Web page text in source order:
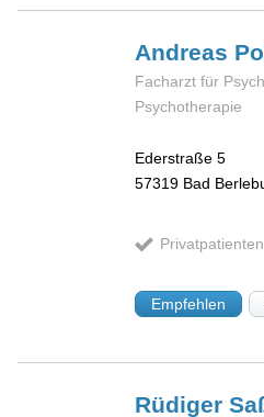
Andreas
Facharzt für
Psychotherapie
Ederstraße 5
57319 Bad
Privatpatienten
Empfehlen
Rüdiger